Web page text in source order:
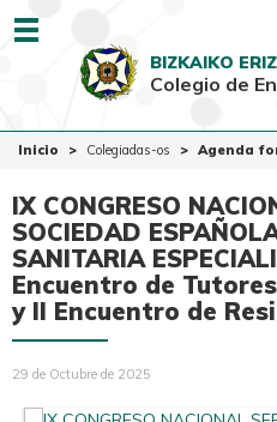
EUSK CAST
Colegiadas-os
Ciudadanía
Ventanilla Única
BIZKAIKO
Colegio de
Inicio Colegiadas-os Agenda
IX CONGRESO
SOCIEDAD
SANITARIA
Encuentro de
y II Encuentro de
29 de Octubre de 2025